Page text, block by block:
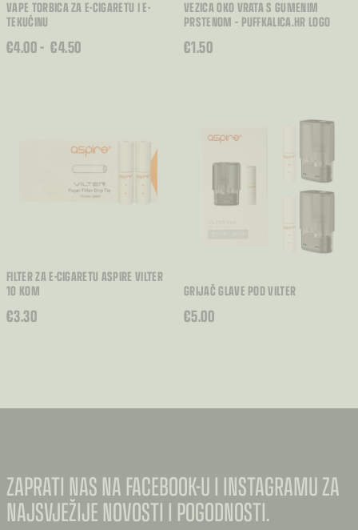
VAPE TORBICA ZA E-CIGARETU I E-
TEKUĆINU
€4.00– €4.50
RASPON
VEZICA OKO VRATA S GUMENIM
PRSTENOM – PUFFKALICA.HR LOGO
€1.50
FILTER ZA E-CIGARETU ASPIRE VILTER
10 KOM
€3.30
GRIJAČ GLAVE POD VILTER
€5.00
ZAPRATI NAS NA FACEBOOK-U I INSTAGRAMU ZA
NAJSVJEŽIJE NOVOSTI I POGODNOSTI.